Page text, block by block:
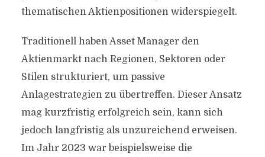
thematischen Aktienpositionen widerspiegelt.
Traditionell haben Asset Manager den
Aktienmarkt nach Regionen, Sektoren oder
Stilen strukturiert, um passive
Anlagestrategien zu übertreffen. Dieser Ansatz
mag kurzfristig erfolgreich sein, kann sich
jedoch langfristig als unzureichend erweisen.
Im Jahr 2023 war beispielsweise die